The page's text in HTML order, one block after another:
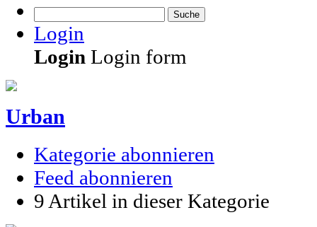
Suche
Login
Login Login form
Urban
Kategorie abonnieren
Feed abonnieren
9 Artikel in dieser Kategorie